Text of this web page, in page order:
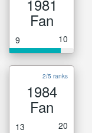
1981
Fan
9 10
2/5 ranks
1984
Fan
13 20